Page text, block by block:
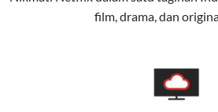
Layanan ini dirancang untuk
pengalaman broadband yang
di rumah maupun saat bepergian.
Dengan Telkomsel One, Anda
film, drama, dan